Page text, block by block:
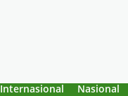
Internasional Nasional